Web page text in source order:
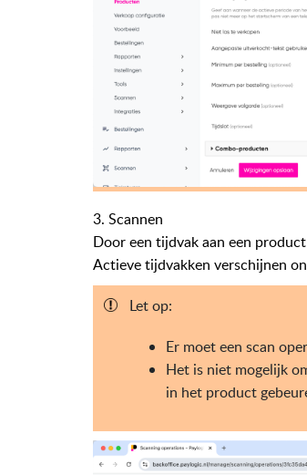
3. Scannen
Door een tijdvak aan een
Actieve tijdvakken verschijnen
Let op:
Er moet een scan
Het is niet mogelijk
in het product